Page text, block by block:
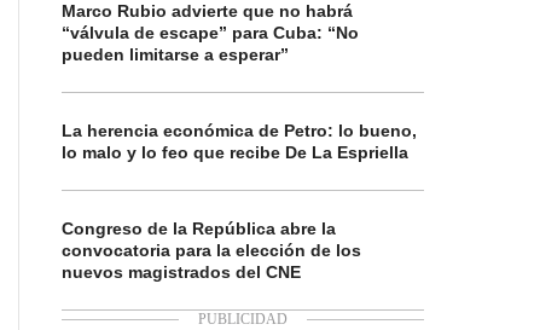
Marco Rubio advierte que no habrá
“válvula de escape” para Cuba: “No
pueden limitarse a esperar”
La herencia económica de Petro: lo bueno,
lo malo y lo feo que recibe De La Espriella
Congreso de la República abre la
convocatoria para la elección de los
nuevos magistrados del CNE